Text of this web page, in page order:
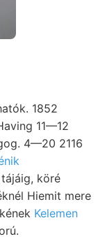
1852
4—20 2116
köré
Hiemit mere
Kelemen